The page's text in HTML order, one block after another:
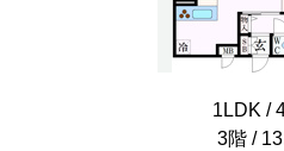
1LDK /
3階 /